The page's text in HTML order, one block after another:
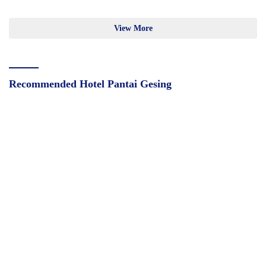
View More
Recommended Hotel Pantai Gesing